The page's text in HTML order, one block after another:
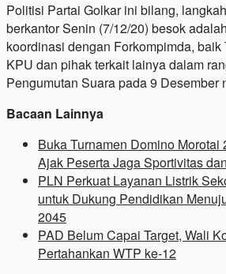
Politisi Partai Golkar ini bilang,
berkantor Senin (7/12/20) besok
koordinasi dengan Forkompimda,
KPU dan pihak terkait lainya dalam
Pengumutan Suara pada 9 Desember
Bacaan Lainnya
Buka Turnamen Domino Morotai
Ajak Peserta Jaga Sportivitas
PLN Perkuat Layanan Listrik
untuk Dukung Pendidikan
2045
PAD Belum Capai Target, Wali
Pertahankan WTP ke-12